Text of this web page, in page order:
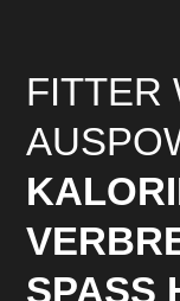
FITTER
SPASS